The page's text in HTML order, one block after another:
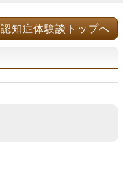
認知症体験談トップへ